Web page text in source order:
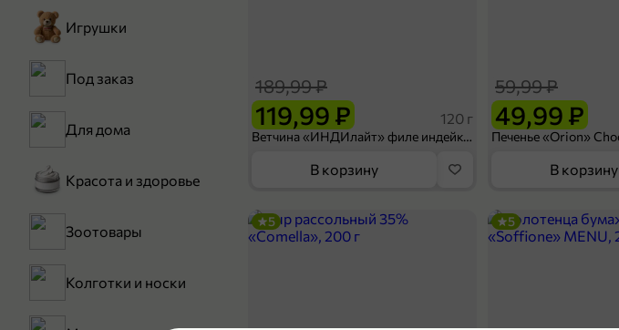
Игрушки
Под заказ
Для дома
Красота и здоровье
Зоотовары
Колготки и носки
119,99 ₽
189,99 ₽
120 г
Ветчина «ИНДИлайт» филе индейки Мраморное, в нарезке, 120 г
В корзину
49,99 ₽
59,99 ₽
В корзину
5 5